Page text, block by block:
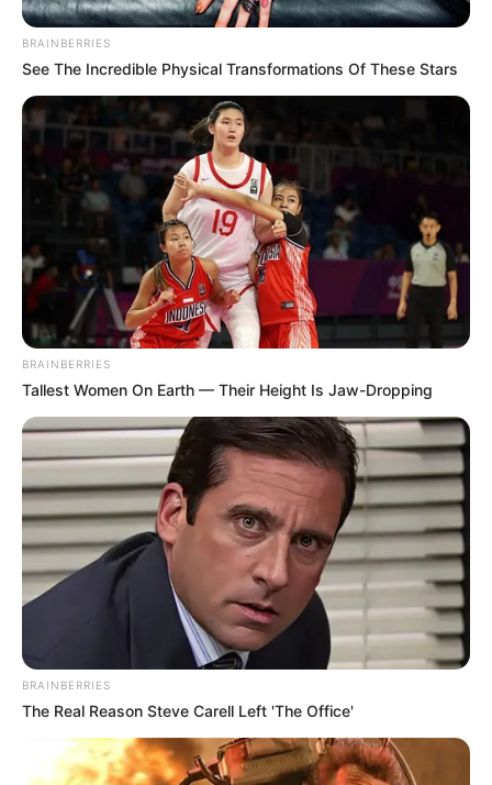
BRAINBERRIES
See The Incredible Physical Transformations Of These Stars
BRAINBERRIES
Tallest Women On Earth — Their Height Is Jaw-Dropping
BRAINBERRIES
The Real Reason Steve Carell Left 'The Office'